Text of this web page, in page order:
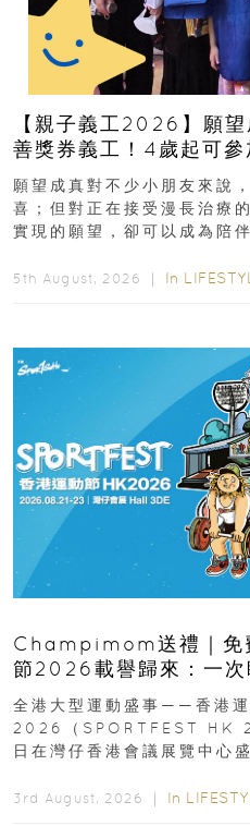
【親子義工2026】願
善獎券義工！4歲起可
新界
願望成真對不少小朋友來說
喜；但對正在接受漫長治療
實現的願望，卻可以成為陪
5th August, 2026 ｜ In
Champimom送禮｜免
節2026載譽歸來：一次
動、街舞比賽＋逾百運
全港大型運動盛事——香港運
2026（SPORTFEST HK
日在灣仔香港會議展覽中心
3rd August, 2026 ｜ In